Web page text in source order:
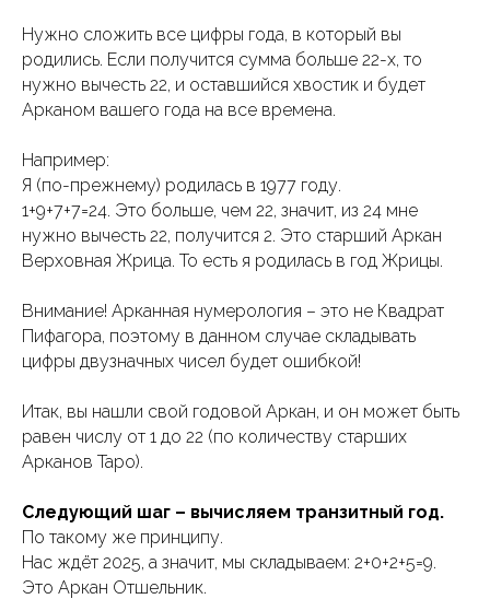
Нужно сложить все цифры года, в который вы
родились. Если получится сумма больше 22-х, то
нужно вычесть 22, и оставшийся хвостик и будет
Арканом вашего года на все времена.
Например:
Я (по-прежнему) родилась в 1977 году.
1+9+7+7=24. Это больше, чем 22, значит, из 24 мне
нужно вычесть 22, получится 2. Это старший Аркан
Верховная Жрица. То есть я родилась в год Жрицы.
Внимание! Арканная нумерология – это не Квадрат
Пифагора, поэтому в данном случае складывать
цифры двузначных чисел будет ошибкой!
Итак, вы нашли свой годовой Аркан, и он может быть
равен числу от 1 до 22 (по количеству старших
Арканов Таро).
Следующий шаг – вычисляем транзитный год.
По такому же принципу.
Нас ждёт 2025, а значит, мы складываем: 2+0+2+5=9.
Это Аркан Отшельник.